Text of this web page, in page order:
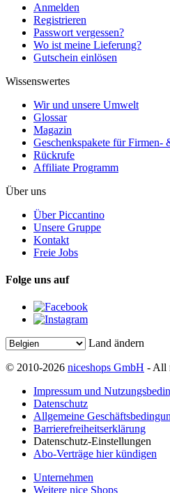
Anmelden
Registrieren
Passwort vergessen?
Wo ist meine Lieferung?
Gutschein einlösen
Wissenswertes
Wir und unsere Umwelt
Glossar
Magazin
Geschenkspakete für Firmen-
Rückrufe
Affiliate Programm
Über uns
Über Piccantino
Unsere Gruppe
Kontakt
Freie Jobs
Folge uns auf
Land ändern
© 2010-2026 niceshops GmbH - All
Impressum und
Datenschutz
Allgemeine
Barrierefreiheitserklärung
Datenschutz-Einstellungen
Abo-Verträge hier kündigen
Unternehmen
Weitere nice Shops